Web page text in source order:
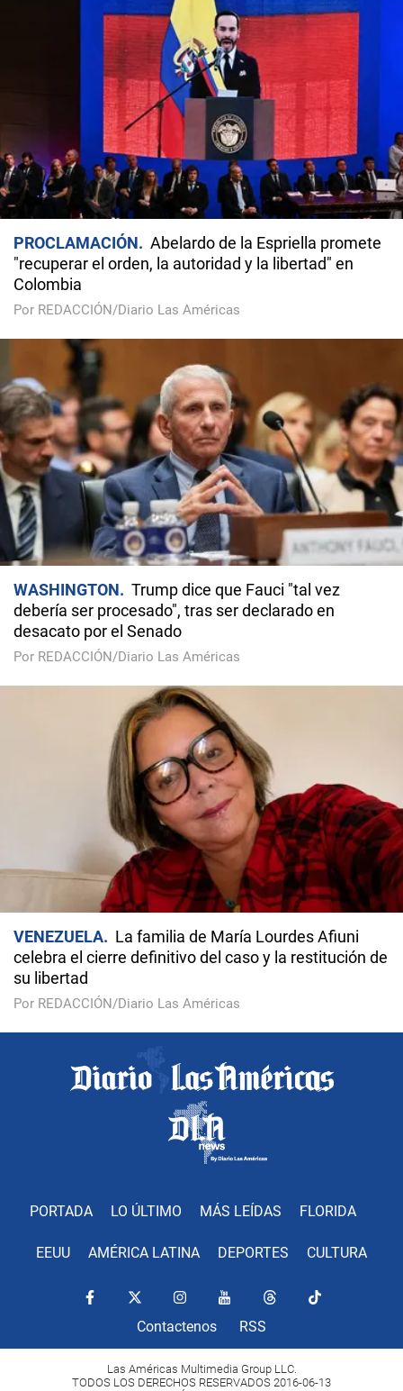
PROCLAMACIÓN
Abelardo de la Espriella promete
"recuperar el orden, la autoridad y la libertad" en
Colombia
Por REDACCIÓN/Diario Las Américas
WASHINGTON
Trump dice que Fauci "tal vez
debería ser procesado", tras ser declarado en
desacato por el Senado
Por REDACCIÓN/Diario Las Américas
VENEZUELA
La familia de María Lourdes Afiuni
celebra el cierre definitivo del caso y la restitución de
su libertad
Por REDACCIÓN/Diario Las Américas
PORTADA LO ÚLTIMO MÁS LEÍDAS FLORIDA
EEUU AMÉRICA LATINA DEPORTES CULTURA
Contactenos RSS
Las Américas Multimedia Group LLC.
TODOS LOS DERECHOS RESERVADOS 2016-06-13